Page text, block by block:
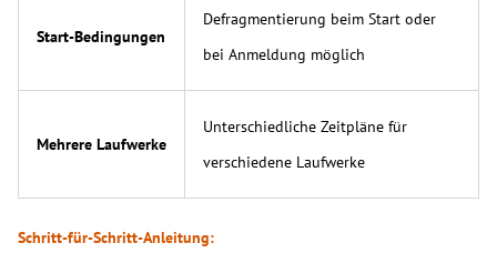
Start-Bedingungen
Defragmentierung beim Start oder
bei Anmeldung möglich
Mehrere Laufwerke
Unterschiedliche Zeitpläne für
verschiedene Laufwerke
Schritt-für-Schritt-Anleitung: